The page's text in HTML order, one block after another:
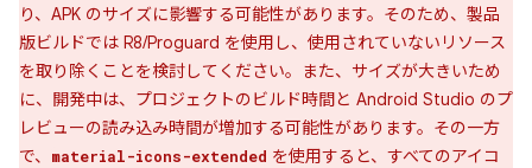
り、APK のサイズに影響する可能性があります。そのため、製品
版ビルドでは R8/Proguard を使用し、使用されていないリソース
を取り除くことを検討してください。また、サイズが大きいため
に、開発中は、プロジェクトのビルド時間と Android Studio のプ
レビューの読み込み時間が増加する可能性があります。その一方
で、
material-icons-extended を使用すると、すべてのアイコ